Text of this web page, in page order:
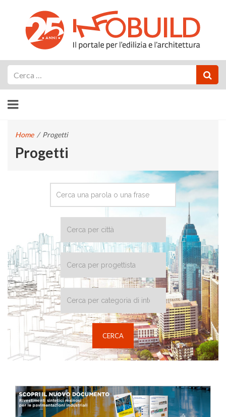
Home / Progetti
Progetti